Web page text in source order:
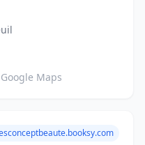
Google Maps